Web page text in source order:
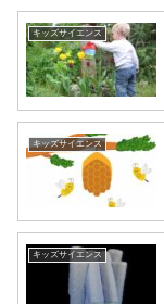
キッズサイエンス
キッズサイエンス
キッズサイエンス